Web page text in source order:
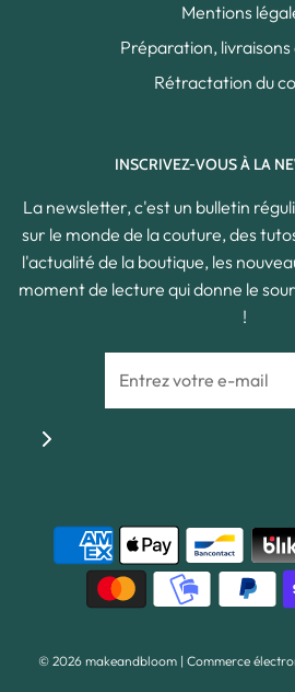
Mentions
Préparation,
Rétractation du
INSCRIVEZ-VOUS À LA
La newsletter, c'est un bulletin
sur le monde de la couture, des
l'actualité de la boutique, les
moment de lecture qui donne le
!
© 2026 makeandbloom| Commerce